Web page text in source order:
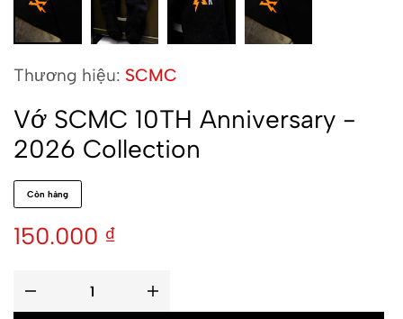
Thương hiệu: SCMC
Vớ SCMC 10TH Anniversary -
2026 Collection
Còn hàng
150.000 ₫